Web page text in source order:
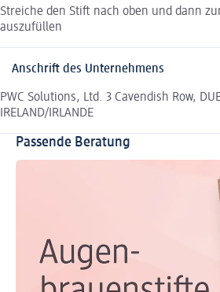
Streiche den Stift nach oben und dann
auszufüllen
Anschrift des Unternehmens
PWC Solutions, Ltd. 3 Cavendish Row,
IRELAND/IRLANDE
Passende Beratung